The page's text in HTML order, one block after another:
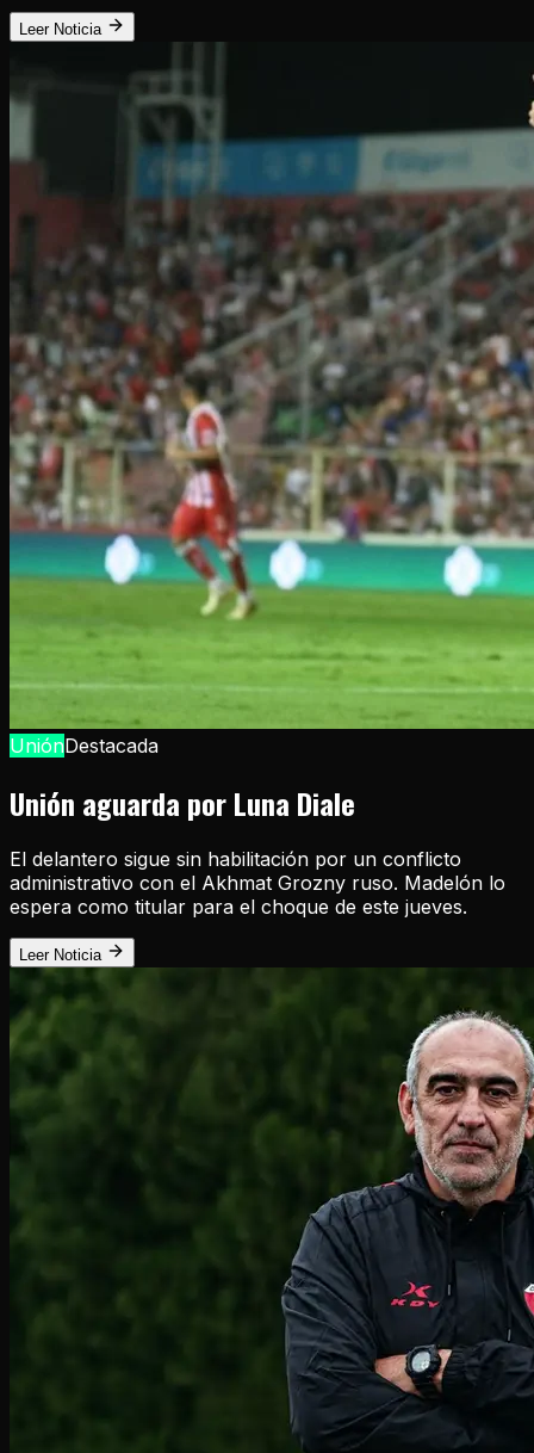
Leer Noticia
UniónDestacada
Unión aguarda por Luna Diale
El delantero sigue sin habilitación por un conflicto
administrativo con el Akhmat Grozny ruso. Madelón lo
espera como titular para el choque de este jueves.
Leer Noticia